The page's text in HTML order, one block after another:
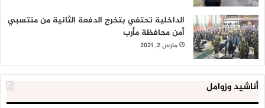
الداخلية تحتفي بتخرج الدفعة الثانية من منتسبي
أمن محافظة مأرب
مارس 2, 2021
أناشيد وزوامل